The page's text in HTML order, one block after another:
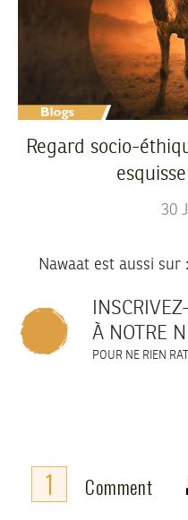
Regard socio-
30
Nawaat est aussi sur :
À NOTRE
POUR NE RIEN
1 Comment